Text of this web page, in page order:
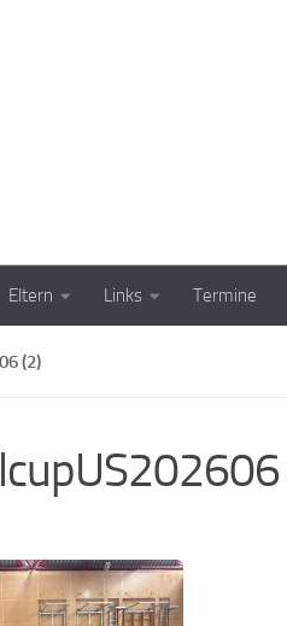
Eltern Links Termine
(2)